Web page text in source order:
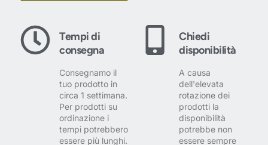
Tempi di
consegna
Consegnamo il
tuo prodotto in
circa 1 settimana.
Per prodotti su
ordinazione i
tempi potrebbero
essere più lunghi.
Chiedi
disponibilità
A causa
dell'elevata
rotazione dei
prodotti la
disponibilità
potrebbe non
essere sempre